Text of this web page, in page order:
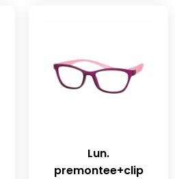
Lun.
premontee+clip